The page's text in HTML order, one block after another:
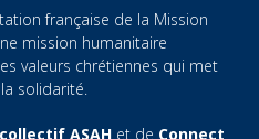
française de la Mission
mission humanitaire
valeurs chrétiennes qui met
solidarité.
collectif ASAH et de Connect